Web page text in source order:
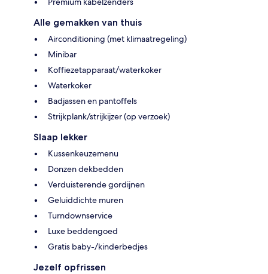
Alle gemakken van thuis
Airconditioning (met klimaatregeling)
Minibar
Koffiezetapparaat/waterkoker
Waterkoker
Badjassen en pantoffels
Strijkplank/strijkijzer (op verzoek)
Slaap lekker
Kussenkeuzemenu
Donzen dekbedden
Verduisterende gordijnen
Geluiddichte muren
Turndownservice
Luxe beddengoed
Gratis baby-/kinderbedjes
Jezelf opfrissen